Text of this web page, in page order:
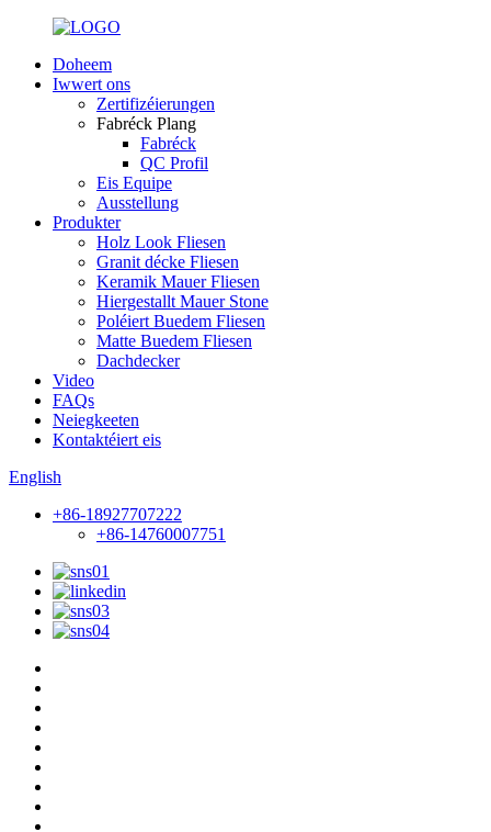
Doheem
Iwwert ons
Zertifizéierungen
Fabréck Plang
Fabréck
QC Profil
Eis Equipe
Ausstellung
Produkter
Holz Look Fliesen
Granit décke Fliesen
Keramik Mauer Fliesen
Hiergestallt Mauer Stone
Poléiert Buedem Fliesen
Matte Buedem Fliesen
Dachdecker
Video
FAQs
Neiegkeeten
Kontaktéiert eis
English
+86-18927707222
+86-14760007751